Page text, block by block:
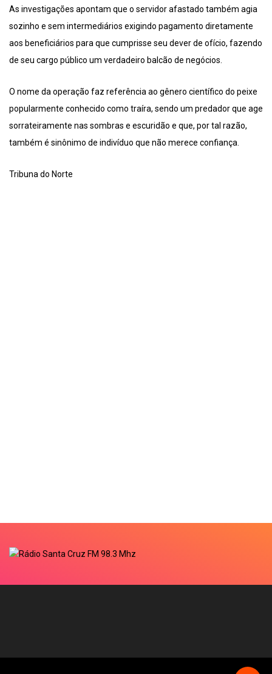
As investigações apontam que o servidor afastado também agia
sozinho e sem intermediários exigindo pagamento diretamente
aos beneficiários para que cumprisse seu dever de ofício, fazendo
de seu cargo público um verdadeiro balcão de negócios.
O nome da operação faz referência ao gênero científico do peixe
popularmente conhecido como traíra, sendo um predador que age
sorrateiramente nas sombras e escuridão e que, por tal razão,
também é sinônimo de indivíduo que não merece confiança.
Tribuna do Norte